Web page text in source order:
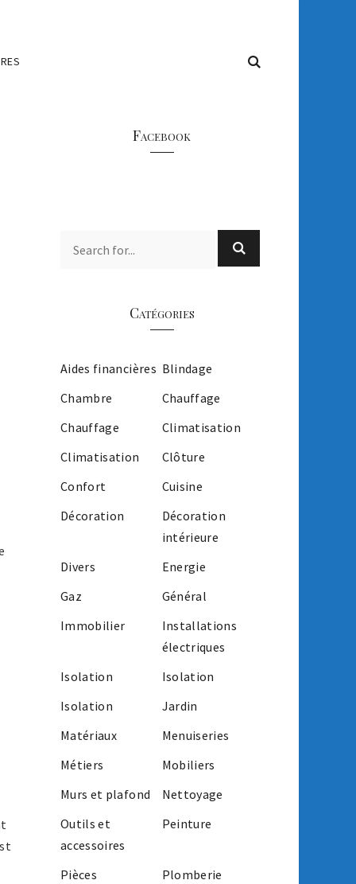
Facebook
Catégories
Aides financières Blindage
Chambre
Chauffage
Chauffage
Climatisation
Climatisation
Clôture
Confort
Cuisine
Décoration
Décoration
intérieure
Divers
Energie
Gaz
Général
Immobilier
Installations
électriques
Isolation
Isolation
Isolation
Jardin
Matériaux
Menuiseries
Métiers
Mobiliers
Murs et plafond
Nettoyage
Outils et
accessoires
Peinture
Pièces
Plomberie